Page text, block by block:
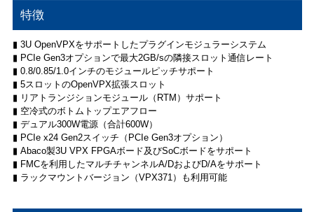
特徴
▮ 3U OpenVPXをサポートしたプラグインモジュラーシステム
▮ PCIe Gen3オプションで最大2GB/sの隣接スロット通信レート
▮ 0.8/0.85/1.0インチのモジュールピッチサポート
▮ 5スロットのOpenVPX拡張スロット
▮ リアトランジションモジュール（RTM）サポート
▮ 空冷式のボトムトップエアフロー
▮ デュアル300W電源（合計600W）
▮ PCIe x24 Gen2スイッチ（PCIe Gen3オプション）
▮ Abaco製3U VPX FPGAボード及びSoCボードをサポート
▮ FMCを利用したマルチチャンネルA/DおよびD/Aをサポート
▮ ラックマウントバージョン（VPX371）も利用可能